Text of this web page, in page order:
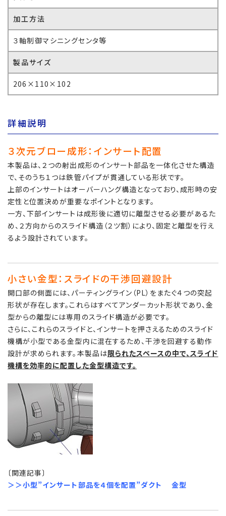
加工方法
３軸制御マシニングセンタ等
製品サイズ
206×110×102
詳細説明
３次元ブロー成形：インサート配置
本製品は、２つの射出成形のインサート部品を一体化させた構造
で、そのうち１つは鉄管パイプが貫通している形状です。
上部のインサートはオーバーハング構造となっており、成形時の安
定性と位置決めが重要なポイントとなります。
一方、下部インサートは成形後に適切に離型させる必要があるた
め、２方向からのスライド構造（２ツ割）により、固定と離型を行え
るよう設計されています。
小さい金型：スライドの干渉回避設計
開口部の側面には、パーティングライン（PL）をまたぐ４つの突起
形状が存在します。これらはすべてアンダーカット形状であり、金
型からの離型には専用のスライド構造が必要です。
さらに、これらのスライドと、インサートを押さえるためのスライド
機構が小型である金型内に混在するため、干渉を回避する動作
設計が求められます。本製品は限られたスペースの中で、スライド
機構を効率的に配置した金型構造です。
〔関連記事〕
＞＞小型”インサート部品を４個を配置”ダクト 金型